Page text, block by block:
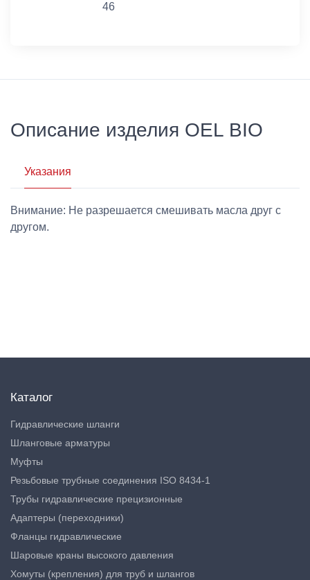
46
Описание изделия OEL BIO
Указания
Внимание: Не разрешается смешивать масла друг с
другом.
Каталог
Гидравлические шланги
Шланговые арматуры
Муфты
Резьбовые трубные соединения ISO 8434-1
Трубы гидравлические прецизионные
Адаптеры (переходники)
Фланцы гидравлические
Шаровые краны высокого давления
Хомуты (крепления) для труб и шлангов